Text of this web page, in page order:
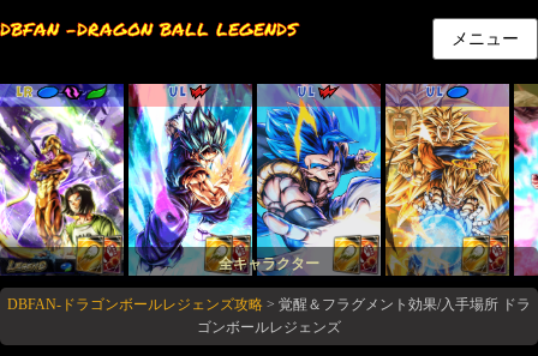
DBFAN -DRAGON BALL LEGENDS メニュー
LR UL UL UL
全キャラクター
DBFAN-ドラゴンボールレジェンズ攻略 > 覚醒＆フラグメント効果/入手場所 ドラ
ゴンボールレジェンズ